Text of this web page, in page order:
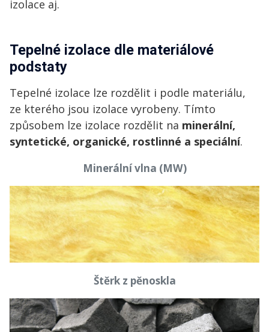
izolace aj.
Tepelné izolace dle materiálové
podstaty
Tepelné izolace lze rozdělit i podle materiálu,
ze kterého jsou izolace vyrobeny. Tímto
způsobem lze izolace rozdělit na minerální,
syntetické, organické, rostlinné a speciální.
Minerální vlna (MW)
Štěrk z pěnoskla